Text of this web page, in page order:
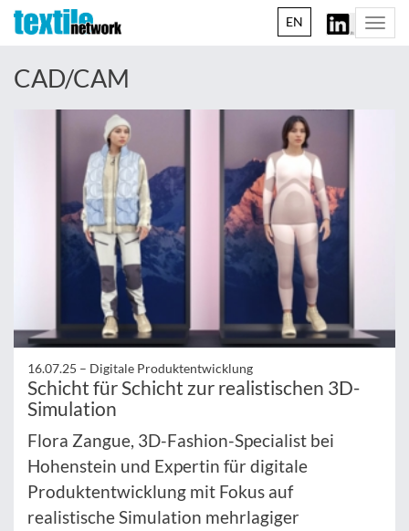
EN
CAD/CAM
16.07.25 – Digitale Produktentwicklung
Schicht für Schicht zur realistischen 3D-
Simulation
Flora Zangue, 3D-Fashion-Specialist bei
Hohenstein und Expertin für digitale
Produktentwicklung mit Fokus auf
realistische Simulation mehrlagiger